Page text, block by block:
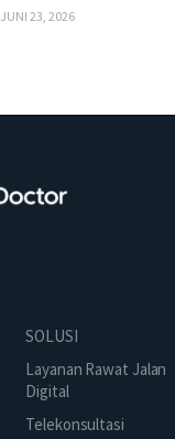
JUNI 23, 2026
SOLUSI
Layanan Rawat Jalan
Digital
Telekonsultasi